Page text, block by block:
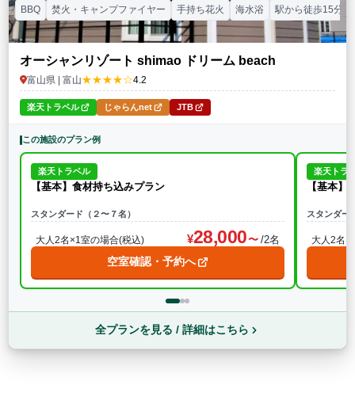
オーシャンリゾート shimao ドリーム beach
富山県 | 富山★★★★☆4.2
BBQ 焚火・キャンプファイヤー 手持ち花火 海水浴 駅から徒歩15分以
楽天トラベル じゃらんnet JTB
この施設のプラン例
楽天トラベル
【基本】食材持ち込みプラン
スタンダード（２〜７名）
大人2名×1室の場合(税込) 28,000 /2名
空室確認・予約へ
楽天トラ
【基本】
スタンダー
大人2名
全プランを見る / 詳細はこちら